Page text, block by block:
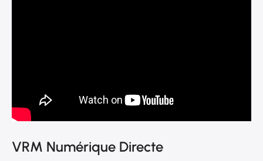
VRM Numérique Directe